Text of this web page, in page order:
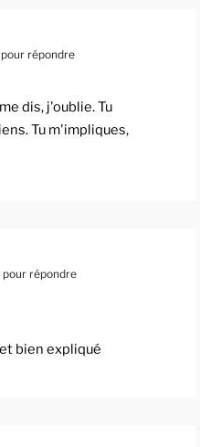
répondre
dis, j'oublie. Tu
Tu m'impliques,
répondre
bien expliqué